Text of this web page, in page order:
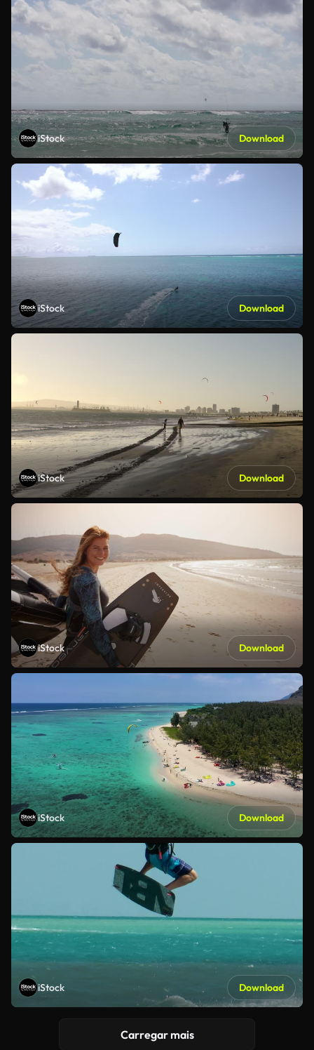
iStock Download
iStock Download
iStock Download
iStock Download
iStock Download
iStock Download
Carregar mais